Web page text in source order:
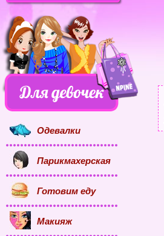
Одевалки
Парикмахерская
Готовим еду
Макияж